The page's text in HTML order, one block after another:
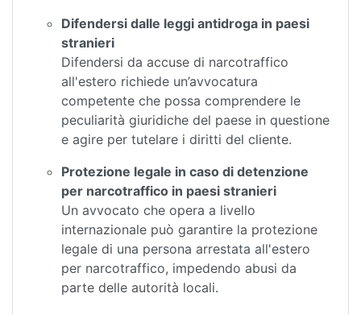
Difendersi dalle leggi antidroga in paesi
stranieri
Difendersi da accuse di narcotraffico
all'estero richiede un’avvocatura
competente che possa comprendere le
peculiarità giuridiche del paese in questione
e agire per tutelare i diritti del cliente.
Protezione legale in caso di detenzione
per narcotraffico in paesi stranieri
Un avvocato che opera a livello
internazionale può garantire la protezione
legale di una persona arrestata all'estero
per narcotraffico, impedendo abusi da
parte delle autorità locali.